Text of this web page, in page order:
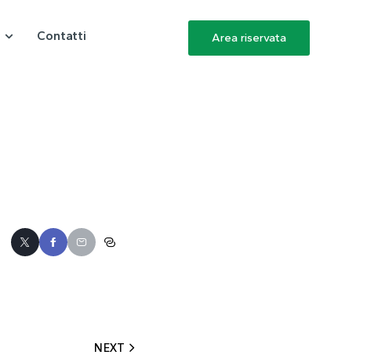
Contatti Area riservata
NEXT